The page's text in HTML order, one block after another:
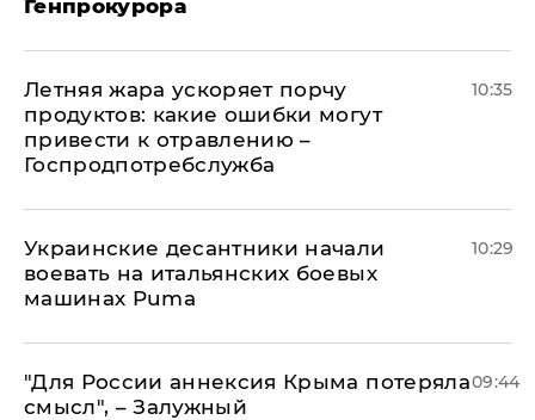
Генпрокурора
Летняя жара ускоряет порчу
продуктов: какие ошибки могут
привести к отравлению –
Госпродпотребслужба
10:35
Украинские десантники начали
воевать на итальянских боевых
машинах Puma
10:29
"Для России аннексия Крыма потеряла
смысл", – Залужный
09:44